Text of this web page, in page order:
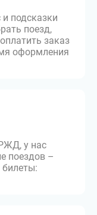
подсказки
поезд,
заказ
оформления
у нас
поездов –
билеты: